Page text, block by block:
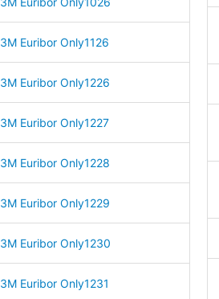
3M Euribor Only1126
3M Euribor Only1226
3M Euribor Only1227
3M Euribor Only1228
3M Euribor Only1229
3M Euribor Only1230
3M Euribor Only1231